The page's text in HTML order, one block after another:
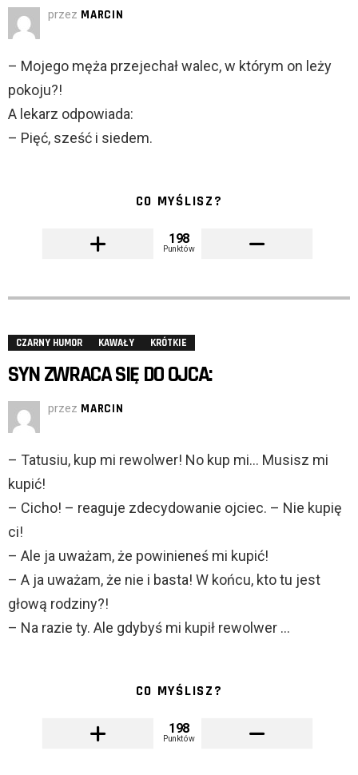
przez MARCIN
– Mojego męża przejechał walec, w którym on leży
pokoju?!
A lekarz odpowiada:
– Pięć, sześć i siedem.
CO MYŚLISZ?
198
Punktów
CZARNY HUMOR KAWAŁY KRÓTKIE
SYN ZWRACA SIĘ DO OJCA:
przez MARCIN
– Tatusiu, kup mi rewolwer! No kup mi… Musisz mi
kupić!
– Cicho! – reaguje zdecydowanie ojciec. – Nie kupię
ci!
– Ale ja uważam, że powinieneś mi kupić!
– A ja uważam, że nie i basta! W końcu, kto tu jest
głową rodziny?!
– Na razie ty. Ale gdybyś mi kupił rewolwer …
CO MYŚLISZ?
198
Punktów